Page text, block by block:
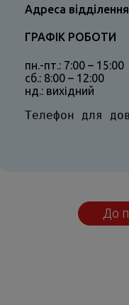
Адреса
ГРАФІК
пн.-пт.: 7:00 –
сб.: 8:00 –
нд.: вихідний
Телефон для
До